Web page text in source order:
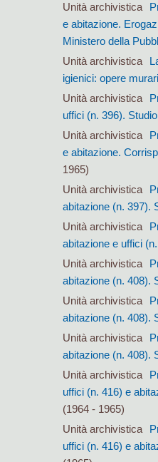
Unità archivistica
e abitazione.
Ministero della
Unità archivistica
igienici: opere
Unità archivistica
uffici (n. 396).
Unità archivistica
e abitazione.
1965)
Unità archivistica
abitazione (n. 397).
Unità archivistica
abitazione e uffici
Unità archivistica
abitazione (n. 408).
Unità archivistica
abitazione (n. 408).
Unità archivistica
abitazione (n. 408).
Unità archivistica
uffici (n. 416) e
(1964 - 1965)
Unità archivistica
uffici (n. 416) e